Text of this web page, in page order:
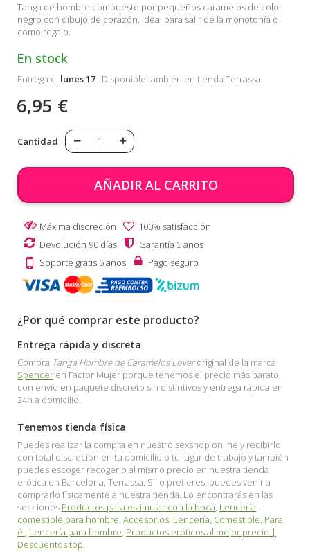
Tanga de hombre compuesto por pequeños caramelos de color
negro con dibujo de corazón. Ideal para salir de la monotonía o
como regalo.
En stock
Entrega el lunes 17 . Disponible también en tienda Terrassa.
6,95 €
Cantidad
AÑADIR AL CARRITO
Máxima discreción
100% satisfacción
Devolución 90 días
Garantía 5 años
Soporte gratis 5 años
Pago seguro
¿Por qué comprar este producto?
Entrega rápida y discreta
Compra Tanga Hombre de Caramelos Loveroriginal de la marca
Spencer en Factor Mujer porque tenemos el precio más barato,
con envío en paquete discreto sin distintivos y entrega rápida en
24h a domicilio.
Tenemos tienda física
Puedes realizar la compra en nuestro sexshop online y recibirlo
con total discreción en tu domicilio o tu lugar de trabajo y también
puedes escoger recogerlo al mismo precio en nuestra tienda
erótica en Barcelona, Terrassa. Si lo prefieres, puedes venir a
comprarlo físicamente a nuestra tienda. Lo encontrarás en las
secciones Productos para estimular con la boca, Lencería
comestible para hombre, Accesorios, Lencería, Comestible, Para
él, Lencería para hombre, Productos eróticos al mejor precio |
Descuentos top.